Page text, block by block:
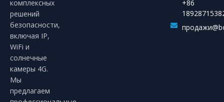
комплексных
решений
безопасности,
включая IP,
WiFi и
солнечные
камеры 4G.
Мы
предлагаем
+86